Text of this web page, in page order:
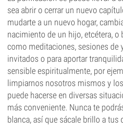
sea abrir o cerrar un nuevo
mudarte a un nuevo hogar,
nacimiento de un hijo, etcétera, o
como meditaciones, sesiones de
invitados o para aportar
sensible espiritualmente, por
limpiarnos nosotros mismos y
puede hacerse en diversas
más conveniente. Nunca te
blanca, así que sácale brillo a